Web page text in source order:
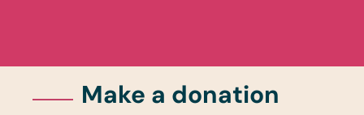
Make a donation